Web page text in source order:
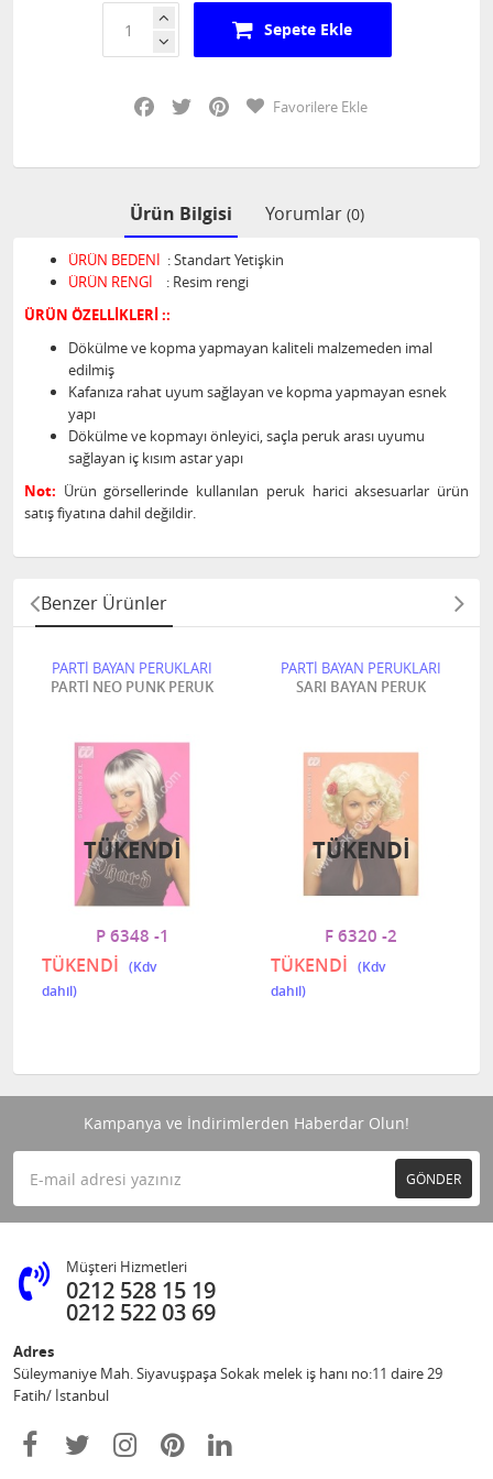
Sepete Ekle
Facebook
Twitter PinterestFavorilere Ekle
Ürün Bilgisi Yorumlar (0)
ÜRÜN BEDENİ : Standart Yetişkin
ÜRÜN RENGİ
: Resim rengi
ÜRÜN ÖZELLİKLERİ ::
Dökülme ve kopma yapmayan kaliteli malzemeden imal
edilmiş
Kafanıza rahat uyum sağlayan ve kopma yapmayan esnek
yapı
Dökülme ve kopmayı önleyici, saçla peruk arası uyumu
sağlayan iç kısım astar yapı
Not: Ürün görsellerinde kullanılan peruk harici aksesuarlar ürün
satış fiyatına dahil değildir.
Benzer Ürünler
PARTİ BAYAN PERUKLARI
PARTİ NEO PUNK PERUK
P 6348 -1
TÜKENDİ
TÜKENDI
PARTİ BAYAN PERUKLARI
SARI BAYAN PERUK
F 6320 -2
TÜKENDİ
TÜKENDI
Kampanya ve İndirimlerden Haberdar Olun!
GÖNDER
Müşteri Hizmetleri
0212 528 15 19
0212 522 03 69
Adres
Süleymaniye Mah. Siyavuşpaşa Sokak melek iş hanı no:11 daire 29
Fatih/ İstanbul